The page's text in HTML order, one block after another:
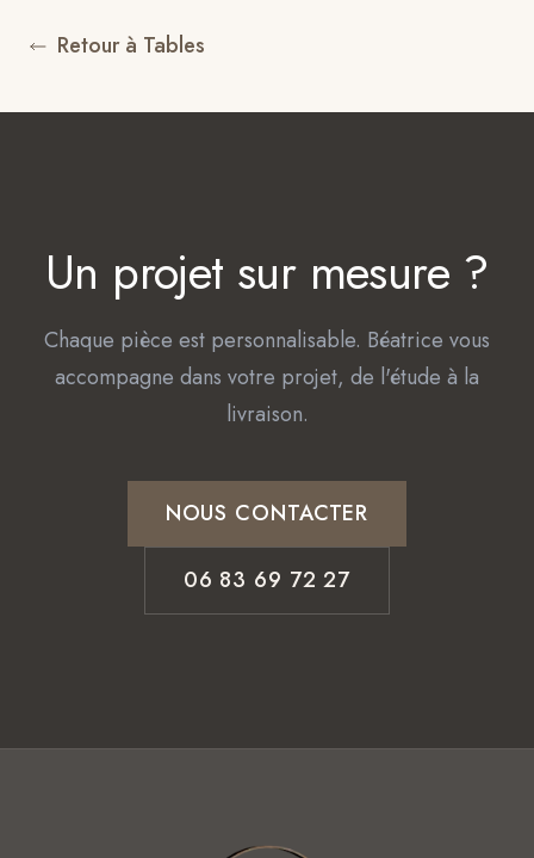
Retour à Tables
Un projet sur mesure ?
Chaque pièce est personnalisable. Béatrice vous
accompagne dans votre projet, de l'étude à la
livraison.
NOUS CONTACTER
06 83 69 72 27